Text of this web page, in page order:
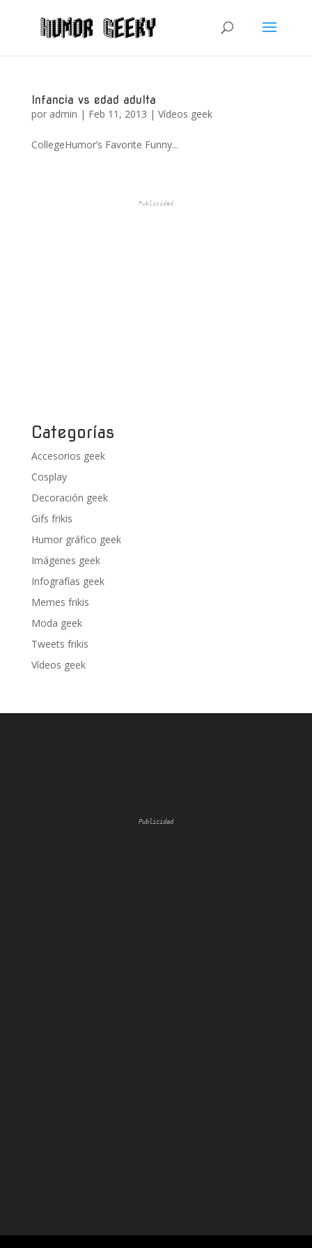
Infancia vs edad adulta
por admin | Feb 11, 2013 | Vídeos geek
CollegeHumor’s Favorite Funny...
Publicidad
Categorías
Accesorios geek
Cosplay
Decoración geek
Gifs frikis
Humor gráfico geek
Imágenes geek
Infografías geek
Memes frikis
Moda geek
Tweets frikis
Vídeos geek
Publicidad